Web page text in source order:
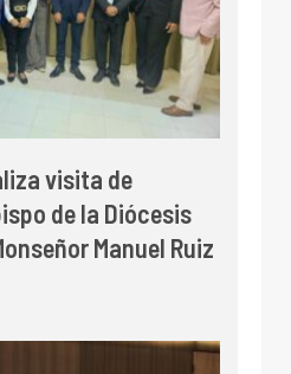
visita de
de la Diócesis
Manuel Ruiz